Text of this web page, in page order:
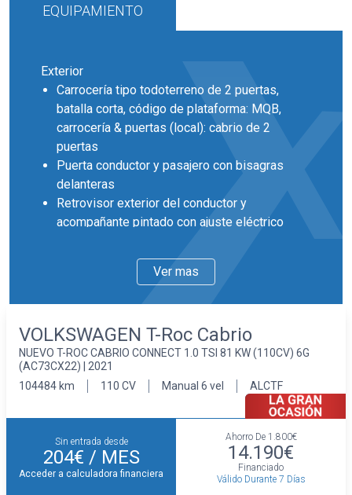
EQUIPAMIENTO
Exterior
Carrocería tipo todoterreno de 2 puertas,
batalla corta, código de plataforma: MQB,
carrocería & puertas (local): cabrio de 2
puertas
Puerta conductor y pasajero con bisagras
delanteras
Retrovisor exterior del conductor y
acompañante pintado con ajuste eléctrico
Llantas delanteras y traseras en aleación
ligera de 17 pulgadas de diámetro y 7,0
bombilla halógena y luz larga con bombilla
halógena
Pintura solida
Interior
Asientos de tela (material principal) y de tela
(material secundario)
Apoyabrazos central delantero
Asiento delantero del conductor y
Ver mas
VOLKSWAGEN T-Roc Cabrio
NUEVO T-ROC CABRIO CONNECT 1.0 TSI 81 KW (110CV) 6G
(AC73CX22) | 2021
104484 km
110 CV Manual 6 vel ALCTF
Sin entrada desde
204€ / MES
Acceder a calculadora financiera
Ahorro De 1.800€
14.190€
Financiado
Válido Durante 7 Días